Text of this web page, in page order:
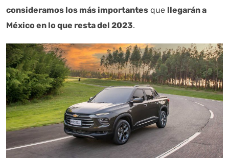
consideramos los más importantes que llegarán a
México en lo que resta del 2023.